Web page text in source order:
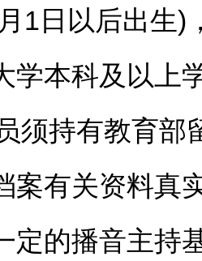
1日以后出生)
本科及以上学
须持有教育
有关资料真
的播音主持基